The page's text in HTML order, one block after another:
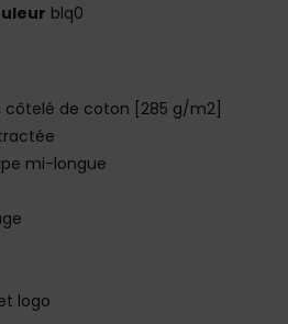
blq0
côtelé de coton [285 g/m2]
mi-longue
logo